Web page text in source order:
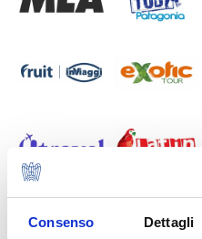
Consenso Dettagli